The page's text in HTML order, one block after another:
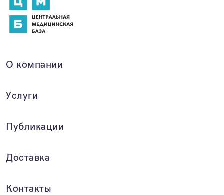
О компании
Услуги
Публикации
Доставка
Контакты